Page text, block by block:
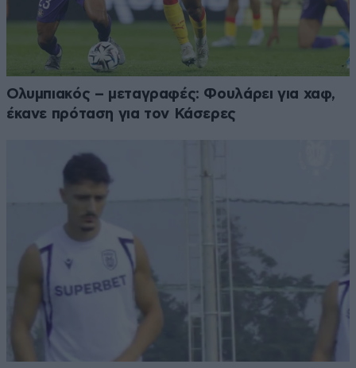
Ολυμπιακός – μεταγραφές: Φουλάρει για χαφ,
έκανε πρόταση για τον Κάσερες